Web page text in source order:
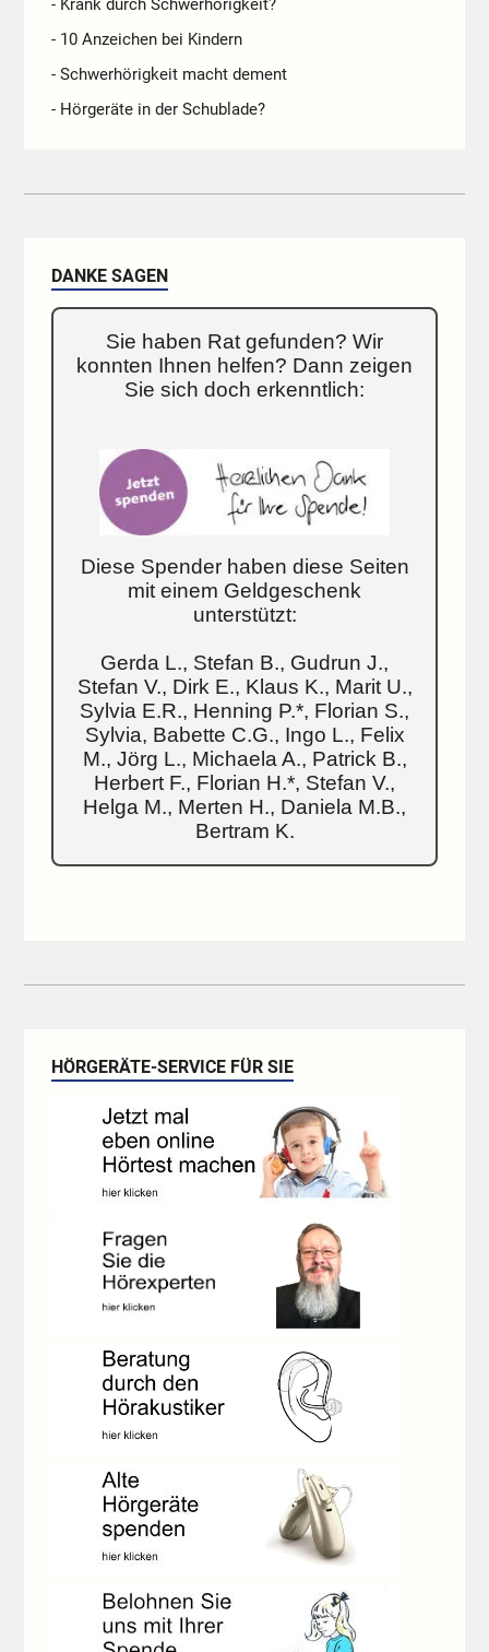
- Krank durch Schwerhörigkeit?
- 10 Anzeichen bei Kindern
- Schwerhörigkeit macht dement
- Hörgeräte in der Schublade?
DANKE SAGEN
Sie haben Rat gefunden? Wir
konnten Ihnen helfen? Dann zeigen
Sie sich doch erkenntlich:
Diese Spender haben diese Seiten
mit einem Geldgeschenk
unterstützt:
Gerda L., Stefan B., Gudrun J.,
Stefan V., Dirk E., Klaus K., Marit U.,
Sylvia E.R., Henning P.*, Florian S.,
Sylvia, Babette C.G., Ingo L., Felix
M., Jörg L., Michaela A., Patrick B.,
Herbert F., Florian H.*, Stefan V.,
Helga M., Merten H., Daniela M.B.,
Bertram K.
HÖRGERÄTE-SERVICE FÜR SIE